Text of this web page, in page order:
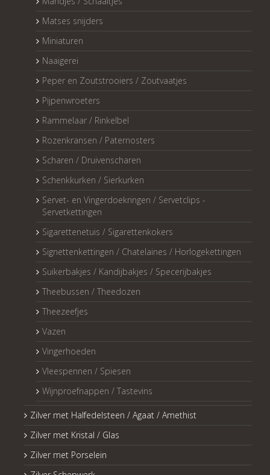
Matses snijders
Miniaturen
Naaigerei
Peper en Zoutstrooiers / Zoutvaatjes
Pijpenwroeters
Rammelaar / Rinkelbel
Rozenkransen / Paternosters
Scharen / Druivenscharen
Schenkkurken / Sierkurken
Servet- en Vingerdoekringen / Servetclips -
Servetkettingen
Sigarettenetuis / Sigarettenkokers
Signettenkettingen / Chatelaines / Horlogekettingen
Suikerbakjes / Kandijbakjes / Specerijbakjes
Theebussen / Theedozen
Theezeefjes
Vazen
Vingerhoeden
Vleespennen / Spiesen
Wijnproefnappen / Tastevins
Zilver met Halfedelsteen / Agaat / Amethist
Zilver met Kristal / Glas
Zilver met Porselein